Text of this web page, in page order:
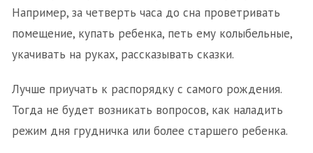
Например, за четверть часа до сна проветривать
помещение, купать ребенка, петь ему колыбельные,
укачивать на руках, рассказывать сказки.
Лучше приучать к распорядку с самого рождения.
Тогда не будет возникать вопросов, как наладить
режим дня грудничка или более старшего ребенка.